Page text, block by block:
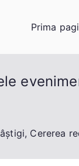
Prima
Cererea